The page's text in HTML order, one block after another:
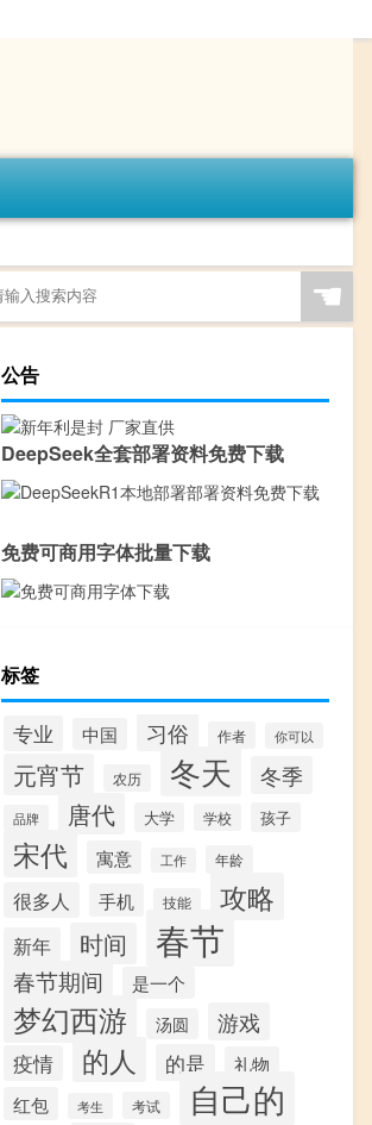
☚
公告
DeepSeek全套部署资料免费下载
免费可商用字体批量下载
标签
专业 中国 习俗 作者 你可以
元宵节 农历 冬天 冬季
品牌 唐代 大学 学校 孩子
宋代 寓意 工作 年龄
很多人 手机 技能 攻略
新年 时间 春节
春节期间 是一个
梦幻西游 汤圆 游戏
疫情 的人 的是
礼物
红包
考生 考试 自己的